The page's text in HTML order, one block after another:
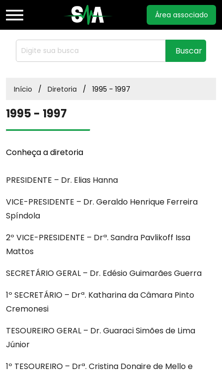
Documentos
Acordos
Área associado
Buscar
Início Diretoria 1995 - 1997
1995 - 1997
Conheça a diretoria
PRESIDENTE – Dr. Elias Hanna
VICE-PRESIDENTE – Dr. Geraldo Henrique Ferreira
Spíndola
2º VICE-PRESIDENTE – Drª. Sandra Pavlikoff Issa
Mattos
SECRETÁRIO GERAL – Dr. Edésio Guimarães Guerra
1º SECRETÁRIO – Drª. Katharina da Câmara Pinto
Cremonesi
TESOUREIRO GERAL – Dr. Guaraci Simões de Lima
Júnior
1º TESOUREIRO – Drª. Cristina Donaire de Mello e